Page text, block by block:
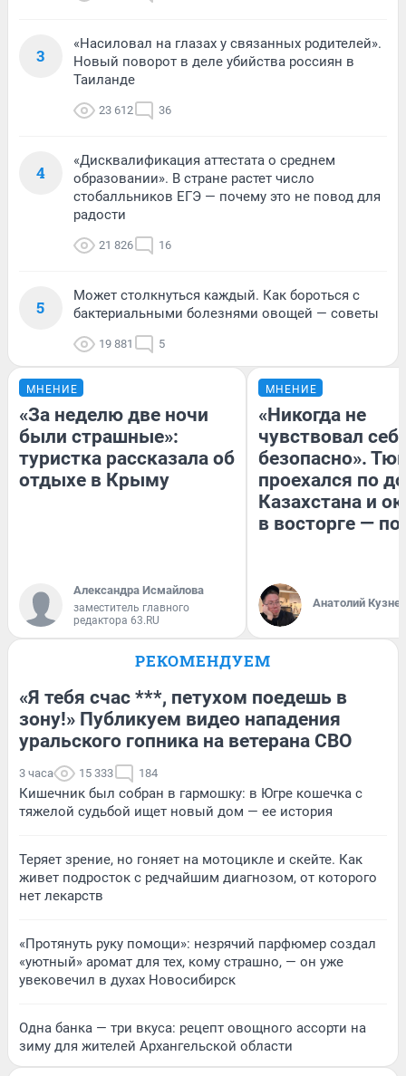
3
«Насиловал на глазах у связанных родителей».
Новый поворот в деле убийства россиян в
Таиланде
23 612 36
4
«Дисквалификация аттестата о среднем
образовании». В стране растет число
стобалльников ЕГЭ — почему это не повод для
радости
21 826 16
5
Может столкнуться каждый. Как бороться с
бактериальными болезнями овощей — советы
19 881 5
МНЕНИЕ
«За неделю две ночи
были страшные»:
туристка рассказала об
отдыхе в Крыму
Александра Исмайлова
заместитель главного
редактора 63.RU
МНЕНИЕ
«Никогда не
чувствовал
безопасно».
проехался по
Казахстана и
в восторге —
Анатолий
РЕКОМЕНДУЕМ
«Я тебя счас ***, петухом поедешь в
зону!» Публикуем видео нападения
уральского гопника на ветерана СВО
3 часа 15 333 184
Кишечник был собран в гармошку: в Югре кошечка с
тяжелой судьбой ищет новый дом — ее история
Теряет зрение, но гоняет на мотоцикле и скейте. Как
живет подросток с редчайшим диагнозом, от которого
нет лекарств
«Протянуть руку помощи»: незрячий парфюмер создал
«уютный» аромат для тех, кому страшно, — он уже
увековечил в духах Новосибирск
Одна банка — три вкуса: рецепт овощного ассорти на
зиму для жителей Архангельской области